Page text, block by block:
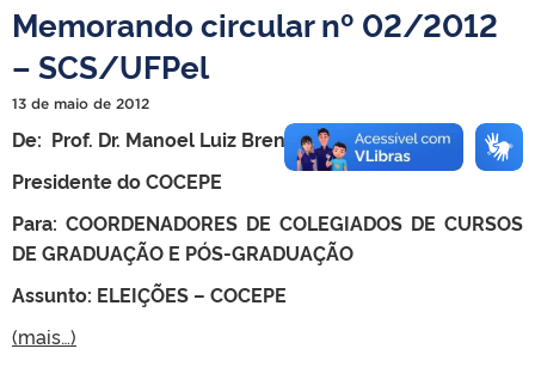
Memorando circular nº 02/2012
– SCS/UFPel
13 de maio de 2012
De: Prof. Dr. Manoel Luiz Brenner de Moraes
Presidente do COCEPE
Para: COORDENADORES DE COLEGIADOS DE CURSOS
DE GRADUAÇÃO E PÓS-GRADUAÇÃO
Assunto: ELEIÇÕES – COCEPE
(mais…)